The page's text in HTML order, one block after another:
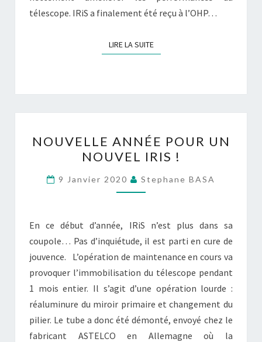
télescope. IRiS a finalement été reçu à l’OHP…
LIRE LA SUITELIRE LA SUITE
ANNÉE
POUR
UN
NOUVEL
!
NOUVELLE ANNÉE POUR UN
NOUVEL IRIS !
9 Janvier 2020 Stephane BASA
En ce début d’année, IRiS n’est plus dans sa
coupole… Pas d’inquiétude, il est parti en cure de
jouvence. L’opération de maintenance en cours va
provoquer l’immobilisation du télescope pendant
1 mois entier. Il s’agit d’une opération lourde :
réaluminure du miroir primaire et changement du
pilier. Le tube a donc été démonté, envoyé chez le
fabricant ASTELCO en Allemagne où la